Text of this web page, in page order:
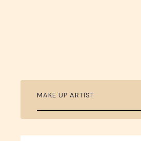
MAKE UP ARTIST